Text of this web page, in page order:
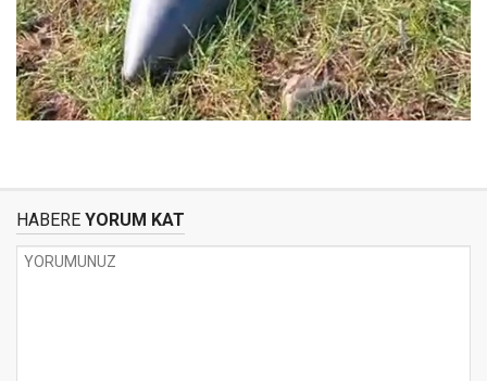
HABERE YORUM KAT